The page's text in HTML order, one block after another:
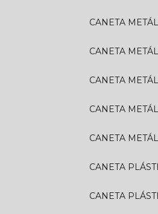
CANETA
CANETA
CANETA
CANETA
CANETA
CANETA
CANETA